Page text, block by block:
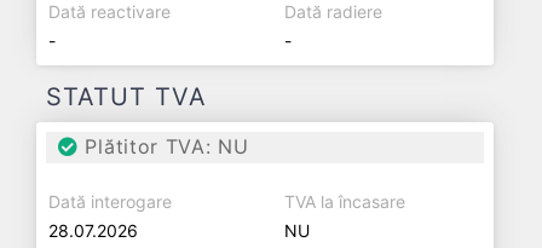
Dată reactivare
-
Dată radiere
-
STATUT TVA
Plătitor TVA: NU
Dată interogare
28.07.2026
TVA la încasare
NU